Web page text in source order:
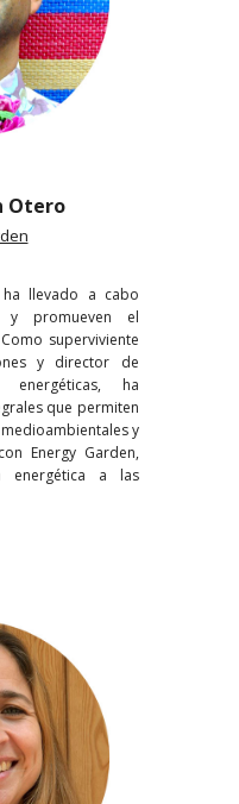
Otero
a llevado a cabo
y promueven el
superviviente
y director de
energéticas, ha
que permiten
y
Energy Garden,
energética a las